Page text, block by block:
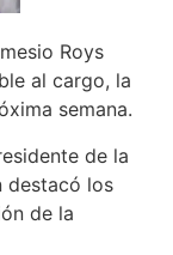
Roys
al cargo, la
semana.
de la
destacó los
de la